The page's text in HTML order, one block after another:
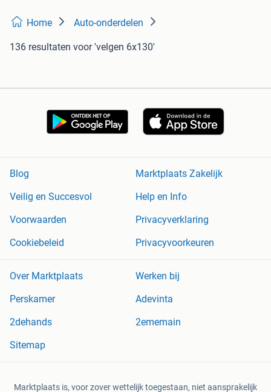
Home Auto-onderdelen
136 resultaten voor 'velgen 6x130'
Blog
Marktplaats Zakelijk
Veilig en Succesvol
Help en Info
Voorwaarden
Privacyverklaring
Cookiebeleid
Privacyvoorkeuren
Over Marktplaats
Werken bij
Perskamer
Adevinta
2dehands
2ememain
Sitemap
Marktplaats is, voor zover wettelijk toegestaan, niet aansprakelijk